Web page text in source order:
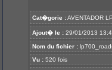
Cat�gorie :AVENTADOR
Ajout� le : 29/01/2013
Nom du fichier :
Vu : 520 fois